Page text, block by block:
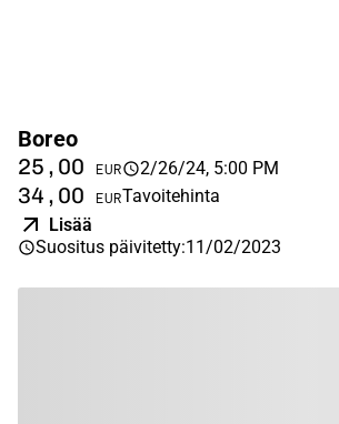
Boreo
25,00 EUR 2/26/24, 5:00 PM
34,00 EURTavoitehinta
Lisää
Suositus päivitetty:11/02/2023